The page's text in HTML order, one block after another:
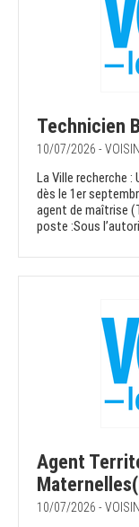
Technicien
10/07/2026 -
La Ville recherche
dès le 1er
agent de maîtrise
poste :Sous
Agent
10/07/2026 -